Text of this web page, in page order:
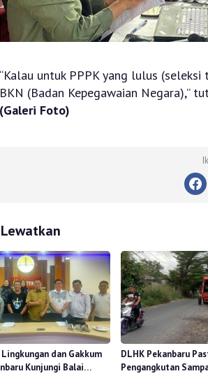
“Kalau untuk PPPK yang lulus
BKN (Badan Kepegawaian Negara),”
(Galeri Foto)
dan Gakkum
Kunjungi Balai
DLHK Pekanbaru
Pengangkutan